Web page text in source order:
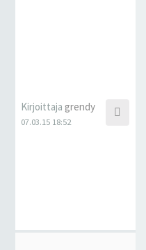
Kirjoittaja grendy
07.03.15 18:52